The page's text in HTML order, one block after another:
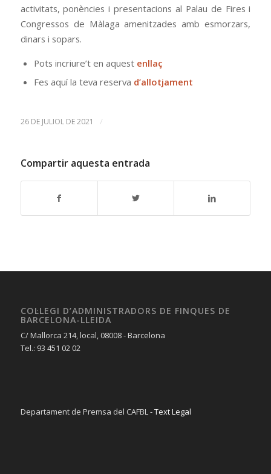
activitats, ponències i presentacions al Palau de Fires i
Congressos de Màlaga amenitzades amb esmorzars,
dinars i sopars.
Pots incriure’t en aquest enllaç
Fes aquí la teva reserva d’allotjament
26 DE JULIOL DE 2021 /
Compartir aquesta entrada
COL·LEGI D’ADMINISTRADORS DE FINQUES DE
BARCELONA-LLEIDA
C/ Mallorca 214, local, 08008 - Barcelona
Tel.: 93 451 02 02
Departament de Premsa del CAFBL -Text Legal